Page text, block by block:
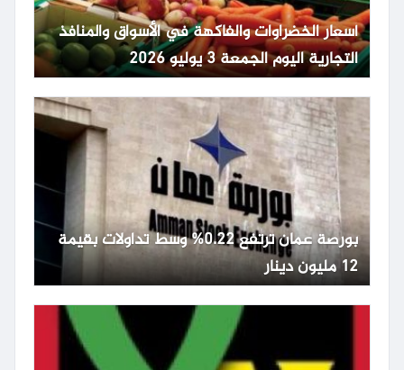
أسعار الخضراوات والفاكهة في الأسواق والمنافذ
التجارية اليوم الجمعة 3 يوليو 2026
بورصة عمان ترتفع 0.22% وسط تداولات بقيمة
12 مليون دينار